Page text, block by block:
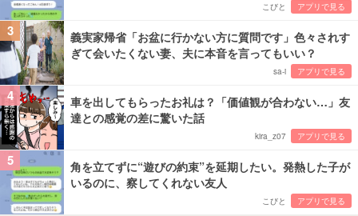
こびと アプリで見る
3
義実家帰省「お盆に行かない方に質問です」色々されす
ぎて会いたくない妻、夫に本音を言ってもいい？
sa-i アプリで見る
4
車を出してもらったお礼は？「価値観が合わない…」友
達との感覚の差に驚いた話
kira_z07 アプリで見る
5
角を立てずに“遊びの約束”を延期したい。発熱した子が
いるのに、察してくれない友人
こびと アプリで見る